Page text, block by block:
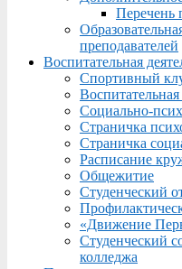
преподавателей
Воспитательная
Спортивный
Воспитательная
Социально-
Страничка
Страничка
Расписание
Общежитие
Студенческий
«Движение
Студенческий
колледжа